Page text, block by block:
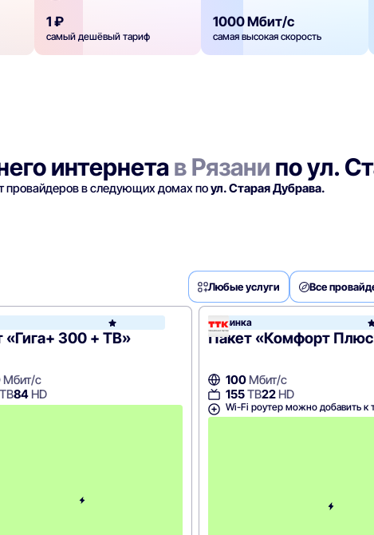
1 ₽
самый дешёвый тариф
1000 Мбит/с
самая высокая скорость
интернетав Рязани по ул.
провайдеров в следующих домах поул. Старая Дубрава.
Любые услуги Все
Дом.ру
«Гига+ 300 + ТВ»
Мбит/с
84HD
Новинка
Пакет «Комфорт
100 Мбит/с
155ТВ22 HD
Wi-Fi роутер можно добавить к